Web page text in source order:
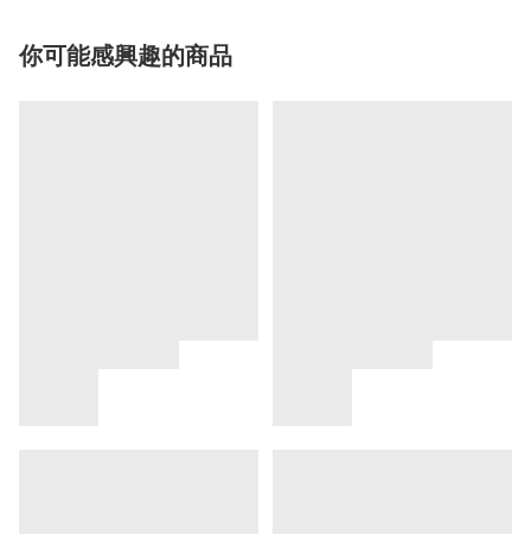
你可能感興趣的商品